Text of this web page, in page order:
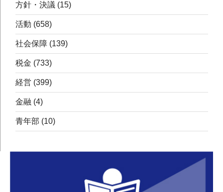
方針・決議 (15)
活動 (658)
社会保障 (139)
税金 (733)
経営 (399)
金融 (4)
青年部 (10)